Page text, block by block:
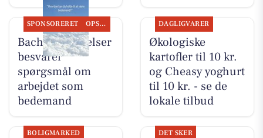
SPONSORERET OPSLAGSTAVLEN
Bachs Begravelser
besvarer
spørgsmål om
arbejdet som
bedemand
DAGLIGVARER
Økologiske
kartofler til 10 kr.
og Cheasy yoghurt
til 10 kr. - se de
lokale tilbud
BOLIGMARKED DET SKER